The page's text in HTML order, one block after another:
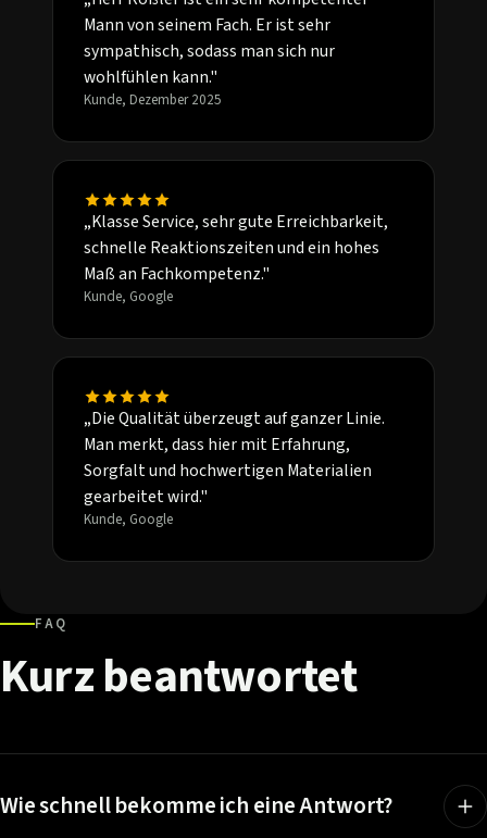
Mann von seinem Fach. Er ist sehr
sympathisch, sodass man sich nur
wohlfühlen kann."
Kunde, Dezember 2025
„Klasse Service, sehr gute Erreichbarkeit,
schnelle Reaktionszeiten und ein hohes
Maß an Fachkompetenz."
Kunde, Google
„Die Qualität überzeugt auf ganzer Linie.
Man merkt, dass hier mit Erfahrung,
Sorgfalt und hochwertigen Materialien
gearbeitet wird."
Kunde, Google
FAQ
Kurzbeantwortet
Wie schnell bekomme ich eine Antwort?